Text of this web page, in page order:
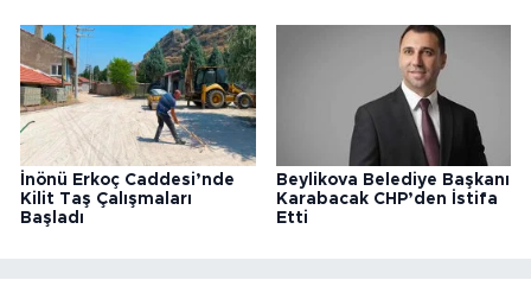
İnönü Erkoç Caddesi’nde
Kilit Taş Çalışmaları
Başladı
Beylikova Belediye Başkanı
Karabacak CHP’den İstifa
Etti